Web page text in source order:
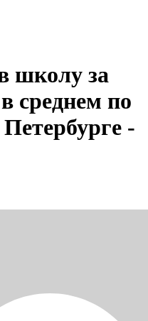
школу за
среднем по
-